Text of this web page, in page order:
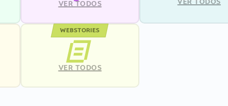
VER TODOS
WEBSTORIES
VER TODOS